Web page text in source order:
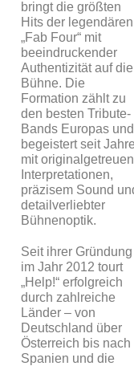
bringt die größten
Hits der legendären
„Fab Four“ mit
beeindruckender
Authentizität auf die
Bühne. Die
Formation zählt zu
den besten Tribute-
Bands Europas und
begeistert seit
mit originalgetreuen
Interpretationen,
präzisem Sound
detailverliebter
Bühnenoptik.
Seit ihrer Gründung
im Jahr 2012 tourt
„Help!“ erfolgreich
durch zahlreiche
Länder – von
Deutschland über
Österreich bis nach
Spanien und die